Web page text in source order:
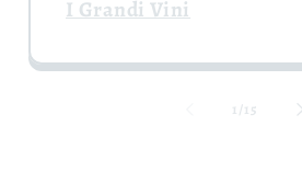
I Grandi Vini
1/ su
15